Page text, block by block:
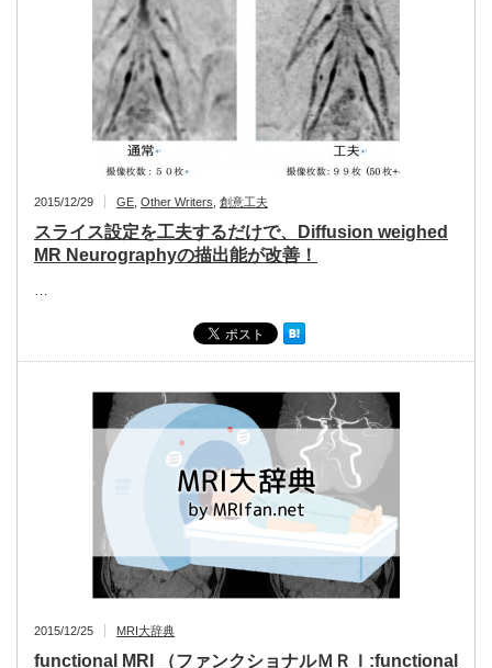
2015/12/29 GE Other Writers 創意工夫
スライス設定を工夫するだけで、Diffusion weighed
MR Neurographyの描出能が改善！
…
2015/12/25 MRI大辞典
functional MRI （ファンクショナルＭＲＩ:functional